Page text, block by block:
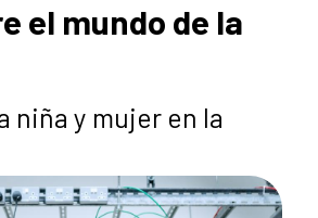
el mundo de la
niña y mujer en la